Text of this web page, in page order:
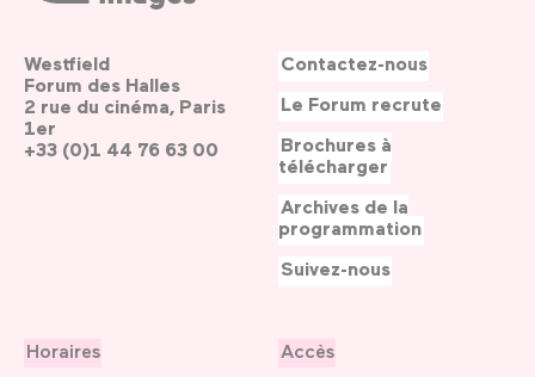
Westfield
Forum des Halles
2 rue du cinéma, Paris
1er
+33 (0)1 44 76 63 00
Horaires
Accès
Contactez-nous
Le Forum recrute
Brochures à
télécharger
Archives de la
programmation
Suivez-nous